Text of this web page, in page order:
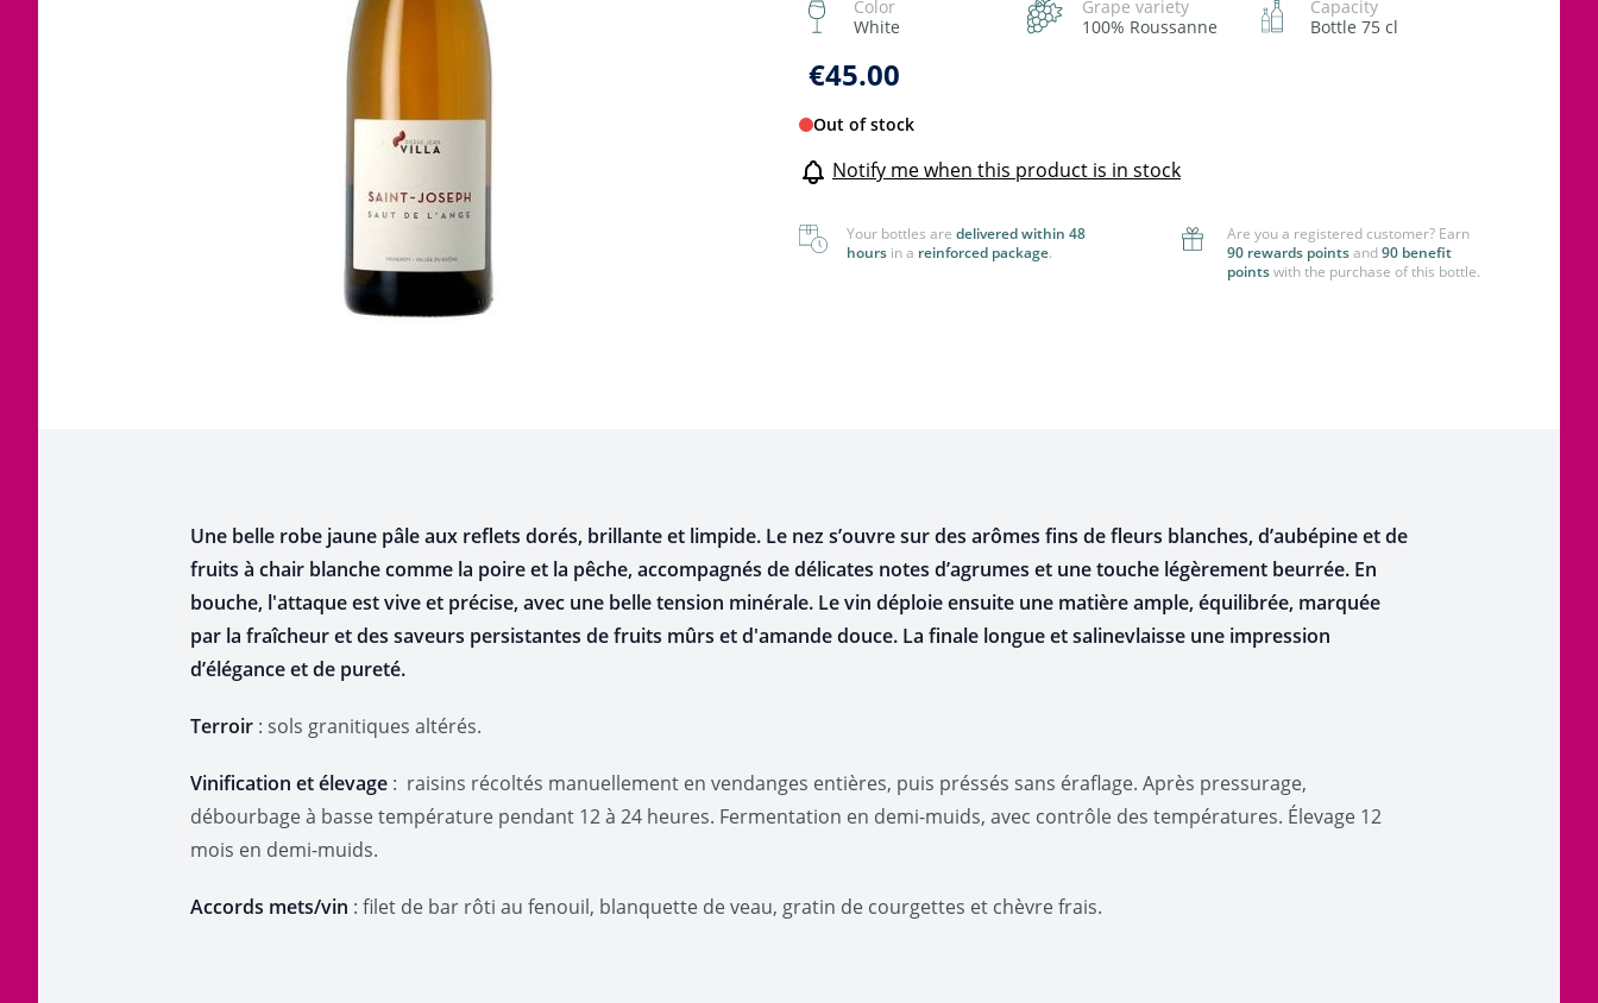
Corsica
Languedoc
Color
White
Grape variety
100% Roussanne
Capacity
Bottle 75 cl
€45.00
Out of stock
Notify me when this product is in stock
Your bottles are delivered within 48
hours in a reinforced package.
Are you a registered customer? Earn
90 rewards pointsand90 benefit
pointswith the purchase of this bottle.
Une belle robe jaune pâle aux reflets dorés, brillante et limpide. Le nez s’ouvre sur des arômes fins de fleurs blanches, d’aubépine et de
fruits à chair blanche comme la poire et la pêche, accompagnés de délicates notes d’agrumes et une touche légèrement beurrée. En
bouche, l'attaque est vive et précise, avec une belle tension minérale. Le vin déploie ensuite une matière ample, équilibrée, marquée
par la fraîcheur et des saveurs persistantes de fruits mûrs et d'amande douce. La finale longue et salinevlaisse une impression
d’élégance et de pureté.
Terroir : sols granitiques altérés.
Vinification et élevage : raisins récoltés manuellement en vendanges entières, puis préssés sans éraflage. Après pressurage,
débourbage à basse température pendant 12 à 24 heures. Fermentation en demi-muids, avec contrôle des températures. Élevage 12
mois en demi-muids.
Accords mets/vin : filet de bar rôti au fenouil, blanquette de veau, gratin de courgettes et chèvre frais.